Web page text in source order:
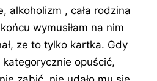
alkoholizm , cała rodzina
wymusiłam na nim
ze to tylko kartka. Gdy
kategorycznie opuścić,